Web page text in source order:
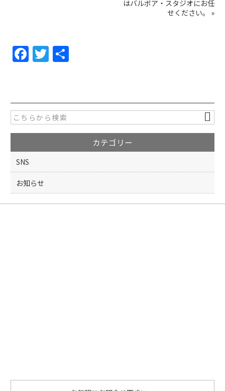
はバルボア・スタジオにお任
せください。
»
F
a
e
b
o
o
k
T
w
er
カテゴリー
SNS
お知らせ